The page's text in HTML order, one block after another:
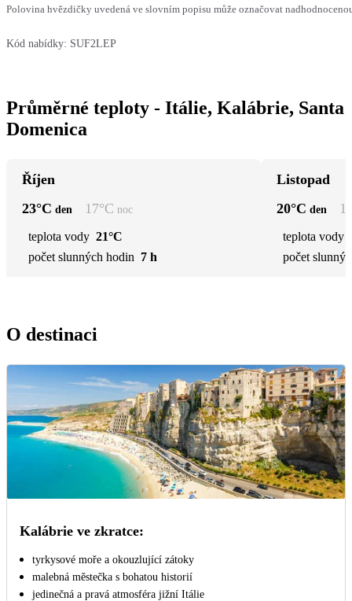
Polovina hvězdičky uvedená ve slovním popisu může označovat
Kód nabídky: SUF2LEP
Průměrné teploty - Itálie, Kalábrie, Santa
Domenica
Říjen
23°C den 17°C noc
teplota vody 21°C
počet slunných hodin 7 h
Listopad
20°C den
teplota vody
počet
O destinaci
Kalábrie ve zkratce:
tyrkysové moře a okouzlující zátoky
malebná městečka s bohatou historií
jedinečná a pravá atmosféra jižní Itálie